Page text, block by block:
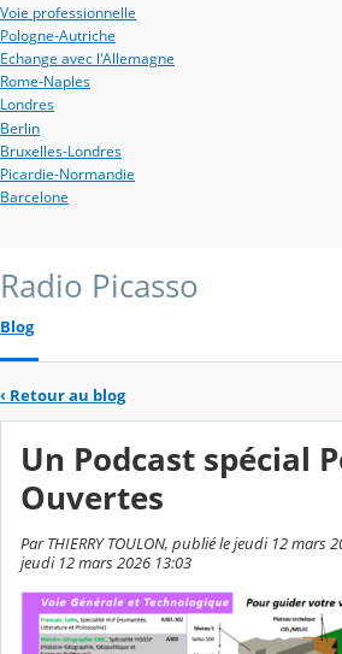
Voie professionnelle
Pologne-Autriche
Echange avec l'Allemagne
Rome-Naples
Londres
Berlin
Bruxelles-Londres
Picardie-Normandie
Barcelone
Radio Picasso
Blog
‹ Retour au blog
Un Podcast spécial
Ouvertes
Par THIERRY TOULON, publié le jeudi 12 mars
jeudi 12 mars 2026 13:03